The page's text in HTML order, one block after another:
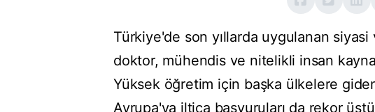
Türkiye'de son yıllarda uygulanan
doktor, mühendis ve nitelikli insan
Yüksek öğretim için başka ülkelere
Avrupa'ya iltica başvuruları da rekor